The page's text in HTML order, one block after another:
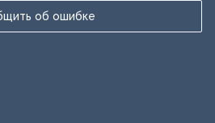
об ошибке